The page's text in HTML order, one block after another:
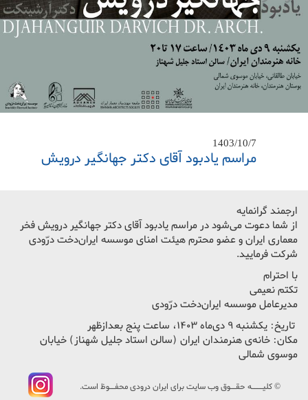
1403/10/7
مراسم یادبود آقای دکتر جهانگیر درویش
ارجمند گرانمایه
از شما دعوت می‌شود در مراسم یادبود آقای دکتر جهانگیر درویش فخر
معماری ایران و عضو محترم هیئت امنای موسسه ایران‌دخت درّودی
شرکت فرمایید.
با احترام
تکتم نعیمی
مدیرعامل موسسه ایران‌دخت درّودی
تاریخ: یکشنبه ۹ دی‌ماه ۱۴۰۳، ساعت پنج بعدازظهر
مکان: خانه‌ی هنرمندان ایران (سالن استاد جلیل شهناز) خیابان
موسوی شمالی
© کليــــه حقــوق وب سايت برای ایران درودی محفــوظ است.